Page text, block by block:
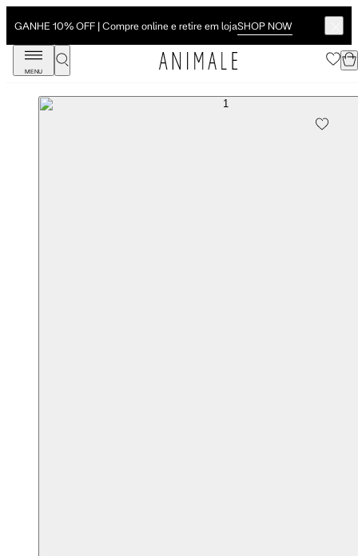
GANHE 10% OFF | Compre online e retire em lojaSHOP NOW
MENU